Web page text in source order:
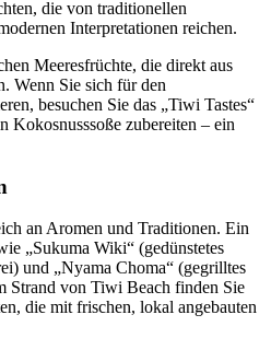
die von traditionellen
Interpretationen reichen.
Meeresfrüchte, die direkt aus
Wenn Sie sich für den
besuchen Sie das „Tiwi Tastes“
Kokosnusssoße zubereiten – ein
an Aromen und Traditionen. Ein
„Sukuma Wiki“ (gedünstetes
und „Nyama Choma“ (gegrilltes
Strand von Tiwi Beach finden Sie
die mit frischen, lokal angebauten